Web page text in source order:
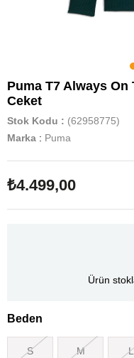
Puma T7 Always
Ceket
Stok Kodu
(62958775)
Marka : Puma
₺4.499,00
Ürün
Beden
S M L